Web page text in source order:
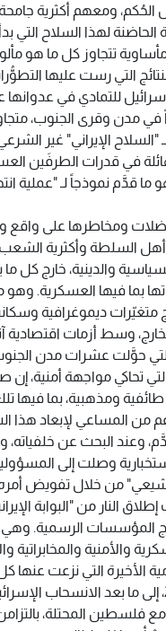
الحُكم، ومعهم أكثرية
الحاضنة لهذا السلاح
تتجاوز كل ما هو
التي رست عليها
للتمادي في عدوانها
في مدن وقرى الجنوب،
"السلاح الإيراني" غير
في قدرات الطرفَين
ما قدَّم نموذجاً لـ "عملية
ومخاطرها على واقع
السلطة وأكثرية الشعب،
والدينية، خارج كل ما
بما فيها العسكرية. وهو
متغيّرات ديموغرافية
وسط أزمات اقتصادية
التي حوَّلت عشرات مدن
تحاكي مواجهة
طائفية ومذهبية، بما
من المساعي لإبعاد هذا
وعند البحث عن
من خلال تفويض أمره
النار من "البوابة
المؤسسات الرسمية.
والأمنية والمخابراتية
و9 نيسان 2026، إلى ما بعد
مع فلسطين المحتلة،